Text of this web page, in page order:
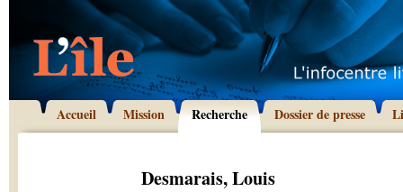
Accueil Mission Recherche Dossier de presse
Desmarais, Louis